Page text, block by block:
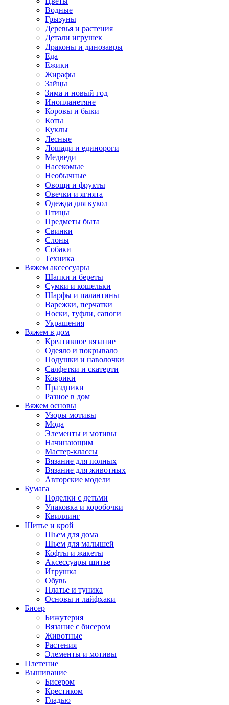
Водные
Грызуны
Деревья и растения
Детали игрушек
Драконы и динозавры
Еда
Ежики
Жирафы
Зайцы
Зима и новый год
Инопланетяне
Коровы и быки
Коты
Куклы
Лесные
Лошади и единороги
Медведи
Насекомые
Необычные
Овощи и фрукты
Овечки и ягнята
Одежда для кукол
Птицы
Предметы быта
Свинки
Слоны
Собаки
Техника
Вяжем аксессуары
Шапки и береты
Сумки и кошельки
Шарфы и палантины
Варежки, перчатки
Носки, туфли, сапоги
Украшения
Вяжем в дом
Креативное вязание
Одеяло и покрывало
Подушки и наволочки
Салфетки и скатерти
Коврики
Праздники
Разное в дом
Вяжем основы
Узоры мотивы
Мода
Элементы и мотивы
Начинающим
Мастер-классы
Вязание для полных
Вязание для животных
Авторские модели
Бумага
Поделки с детьми
Упаковка и коробочки
Квиллинг
Шитье и крой
Шьем для дома
Шьем для малышей
Кофты и жакеты
Аксессуары шитье
Игрушка
Обувь
Платье и туника
Основы и лайфхаки
Бисер
Бижутерия
Вязание с бисером
Животные
Растения
Элементы и мотивы
Плетение
Вышивание
Бисером
Крестиком
Гладью